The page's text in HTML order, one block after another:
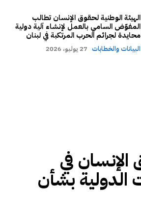
الهيئة الوطنية لحقوق الإنسان تطالب
المفوّض السامي بالعمل لإنشاء آلية دولية
محايدة لجرائم الحرب المرتكبة في لبنان
البيانات والخطابات 27 يوليو، 2026